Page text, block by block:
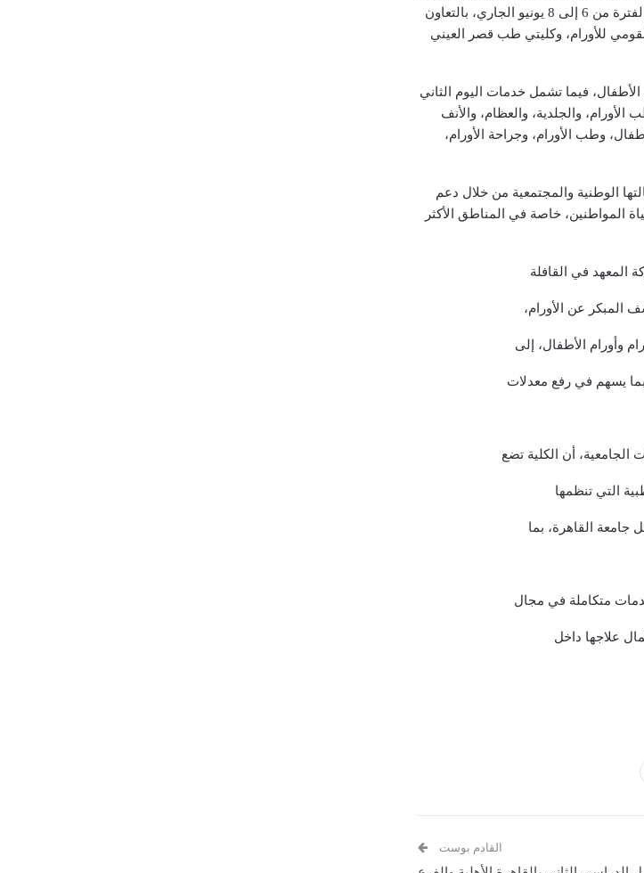
لشئون خدمة المجتمع وتنمية البيئة، إطلاق قافلة طبية شاملة إلى حي منشأة ناصر خلال الفترة من 6 إلى 8 يونيو الجاري، بالتعاون
صحة»، وبمشاركة المعهد القومي للأورام، وكليتي طب قصر العيني
فيما تشمل خدمات اليوم الثاني
والجلدية، والعظام، والأنف
وطب الأورام، وجراحة الأورام،
الوطنية والمجتمعية من خلال دعم
المواطنين، خاصة في المناطق الأكثر
المعهد في القافلة
المبكر عن الأورام،
وأورام الأطفال، إلى
يسهم في رفع معدلات
أن الكلية تضع
التي تنظمها
جامعة القاهرة، بما
متكاملة في مجال
علاجها داخل
القادم بوست